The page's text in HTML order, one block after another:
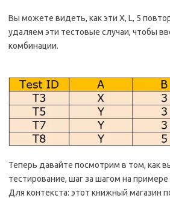
Вы можете видеть, как эти X, L, 5
удаляем эти тестовые случаи, чтобы
комбинации.
Теперь давайте посмотрим в том, как
тестирование, шаг за шагом на
Для контекста: этот книжный магазин